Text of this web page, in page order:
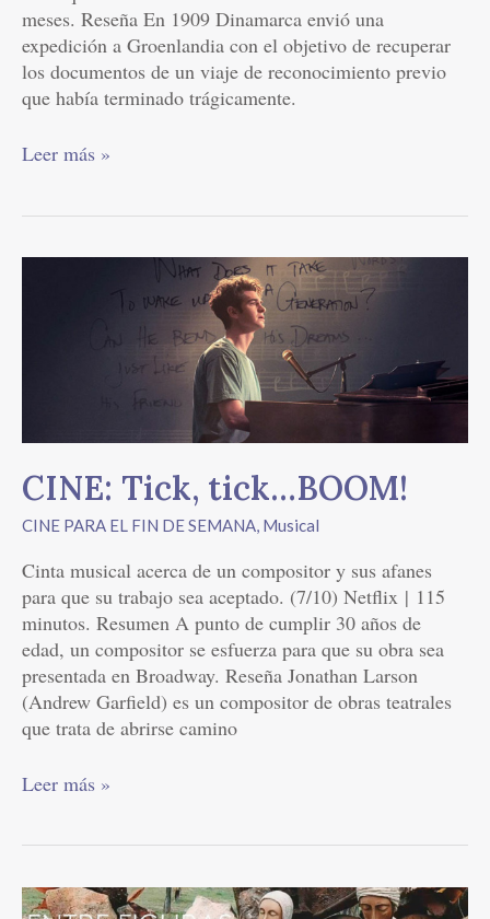
meses. Reseña En 1909 Dinamarca envió una
expedición a Groenlandia con el objetivo de recuperar
los documentos de un viaje de reconocimiento previo
que había terminado trágicamente.
Leer más »
CINE: Tick, tick…BOOM!
CINE PARA EL FIN DE SEMANA, Musical
Cinta musical acerca de un compositor y sus afanes
para que su trabajo sea aceptado. (7/10) Netflix | 115
minutos. Resumen A punto de cumplir 30 años de
edad, un compositor se esfuerza para que su obra sea
presentada en Broadway. Reseña Jonathan Larson
(Andrew Garfield) es un compositor de obras teatrales
que trata de abrirse camino
Leer más »
Película